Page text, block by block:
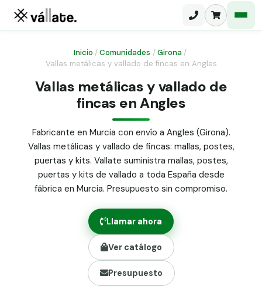
Malla ganadera
Malla simple torsión
Malla triple torsión
Panel malla H.
Puerta abatible dos hojas
Puerta acceso peatonal
Poste malla Hércules
Poste malla simple torsión
Alambre de espino galvanizado
Alambre liso galvanizado
Malla ocultación 70 g/m² verde
Abrazadera PVC malla H.
Grapa malla H.
Inicio /Comunidades / Girona /
Vallas metálicas y vallado de fincas en Angles
Vallas metálicas y vallado de
fincas en Angles
Fabricante en Murcia con envío a Angles (Girona).
Vallas metálicas y vallado de fincas: mallas, postes,
puertas y kits. Vallate suministra mallas, postes,
puertas y kits de vallado a toda España desde
fábrica en Murcia. Presupuesto sin compromiso.
Llamar ahora
Ver catálogo
Presupuesto